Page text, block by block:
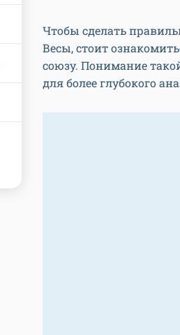
Чтобы сделать
Весы, стоит
союзу. Понимание
для более глубокого